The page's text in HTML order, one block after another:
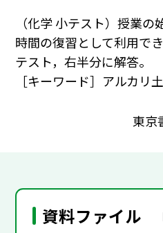
（化学 小テスト）授業
時間の復習として利用で
テスト，右半分に解答。
［キーワード］アルカリ
東京
資料ファイル